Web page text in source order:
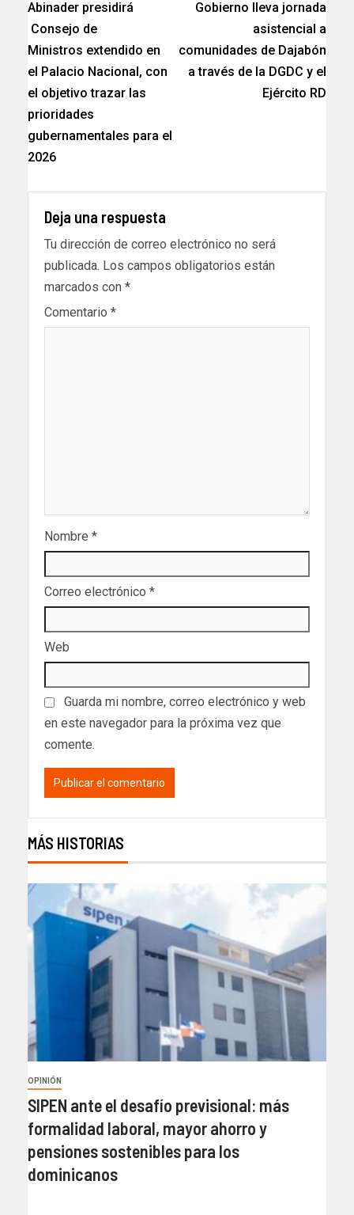
Abinader presidirá
Consejo de
Ministros extendido en
el Palacio Nacional, con
el objetivo trazar las
prioridades
gubernamentales para el
2026
Gobierno lleva jornada
asistencial a
comunidades de Dajabón
a través de la DGDC y el
Ejército RD
Deja una respuesta
Tu dirección de correo electrónico no será
publicada. Los campos obligatorios están
marcados con *
Comentario *
Nombre *
Correo electrónico *
Web
Guarda mi nombre, correo electrónico y web
en este navegador para la próxima vez que
comente.
MÁS HISTORIAS
OPINIÓN
SIPEN ante el desafío previsional: más
formalidad laboral, mayor ahorro y
pensiones sostenibles para los
dominicanos